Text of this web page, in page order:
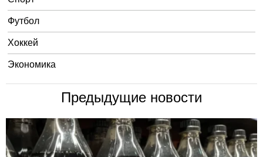
Футбол
Хоккей
Экономика
Предыдущие новости